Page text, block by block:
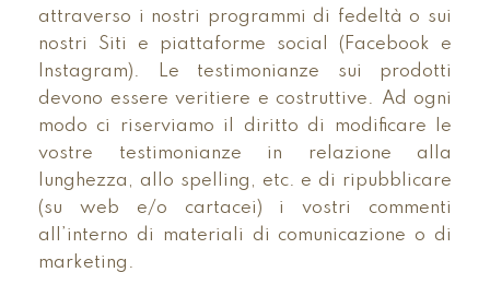
attraverso i nostri programmi di fedeltà o sui
nostri Siti e piattaforme social (Facebook e
Instagram). Le testimonianze sui prodotti
devono essere veritiere e costruttive. Ad ogni
modo ci riserviamo il diritto di modificare le
vostre testimonianze in relazione alla
lunghezza, allo spelling, etc. e di ripubblicare
(su web e/o cartacei) i vostri commenti
all’interno di materiali di comunicazione o di
marketing.